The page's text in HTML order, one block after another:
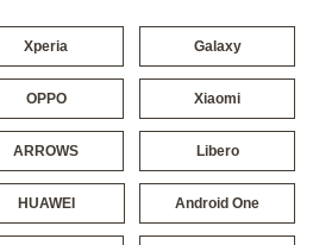
Xperia Galaxy
OPPO Xiaomi
ARROWS Libero
HUAWEI Android One